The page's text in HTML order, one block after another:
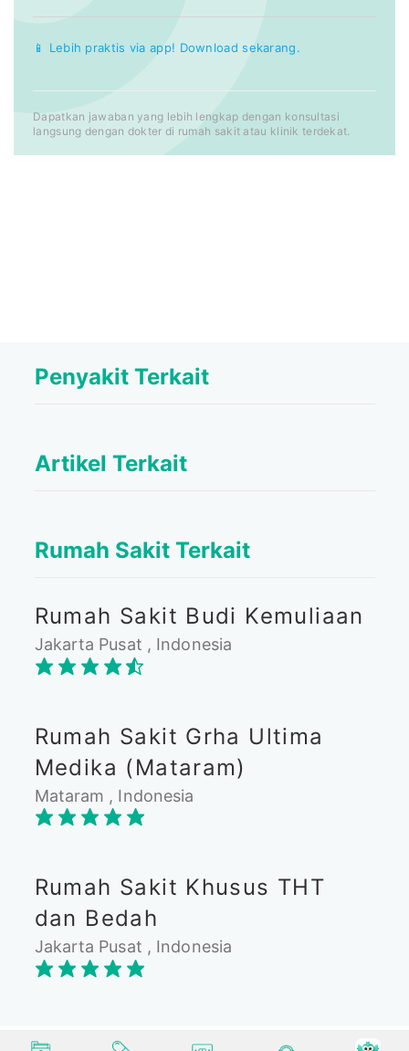
📱 Lebih praktis via app! Download sekarang.
Dapatkan jawaban yang lebih lengkap dengan konsultasi
langsung dengan dokter di rumah sakit atau klinik terdekat.
Penyakit Terkait
Artikel Terkait
Rumah Sakit Terkait
Rumah Sakit Budi Kemuliaan
Jakarta Pusat , Indonesia
Rumah Sakit Grha Ultima
Medika (Mataram)
Mataram , Indonesia
Rumah Sakit Khusus THT
dan Bedah
Jakarta Pusat , Indonesia